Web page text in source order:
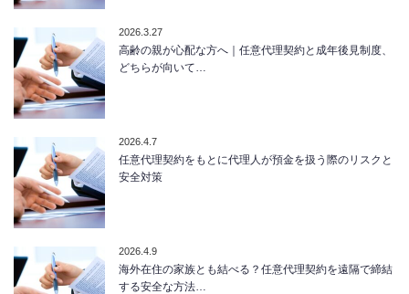
2026.3.27
高齢の親が心配な方へ｜任意代理契約と成年後見制度、
どちらが向いて…
2026.4.7
任意代理契約をもとに代理人が預金を扱う際のリスクと
安全対策
2026.4.9
海外在住の家族とも結べる？任意代理契約を遠隔で締結
する安全な方法…